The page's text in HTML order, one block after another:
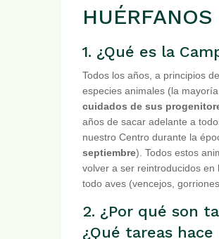
1. ¿Qué es la
Todos los años, a principios
especies animales (la
cuidados de sus
años de sacar adelante a
nuestro Centro durante la
septiembre). Todos estos
volver a ser reintroducidos
todo aves (vencejos,
2. ¿Por qué son
¿Qué tareas